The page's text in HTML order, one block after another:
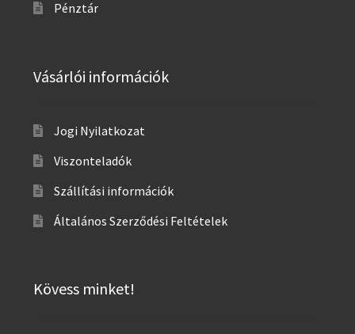
Pénztár
Vásárlói információk
Jogi Nyilatkozat
Viszonteladók
Szállítási információk
Általános Szerződési Feltételek
Kövess minket!